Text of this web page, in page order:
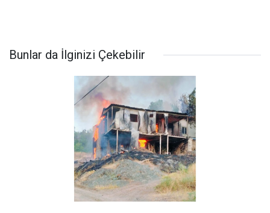
Bunlar da İlginizi Çekebilir